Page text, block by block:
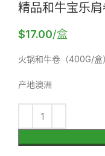
精品和牛宝乐肩
$17.00/盒
火锅和牛卷（400G/盒
产地澳洲